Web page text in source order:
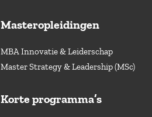
Masteropleidingen
MBA Innovatie & Leiderschap
Master Strategy & Leadership (MSc)
Korte programma’s